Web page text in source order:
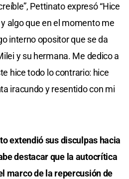
Pettinato expresó “Hice
algo que en el momento me
interno opositor que se da
y su hermana. Me dedico a
hice todo lo contrario: hice
iracundo y resentido con mi
extendió sus disculpas hacia
destacar que la autocrítica
marco de la repercusión de